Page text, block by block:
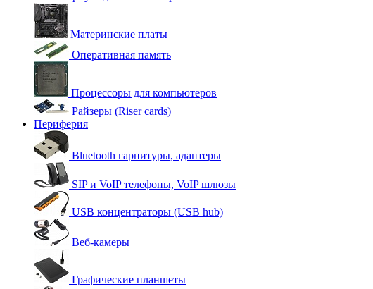
Материнские платы
Оперативная память
Процессоры для компьютеров
Райзеры (Riser cards)
Периферия
Bluetooth гарнитуры, адаптеры
SIP и VoIP телефоны, VoIP шлюзы
USB концентраторы (USB hub)
Веб-камеры
Графические планшеты